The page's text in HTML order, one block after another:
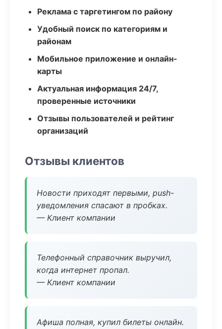
Реклама с таргетингом по району
Удобный поиск по категориям и
районам
Мобильное приложение и онлайн-
карты
Актуальная информация 24/7,
проверенные источники
Отзывы пользователей и рейтинг
организаций
Отзывы клиентов
Новости приходят первыми, push-
уведомления спасают в пробках.
— Клиент компании
Телефонный справочник выручил,
когда интернет пропал.
— Клиент компании
Афиша полная, купил билеты онлайн.